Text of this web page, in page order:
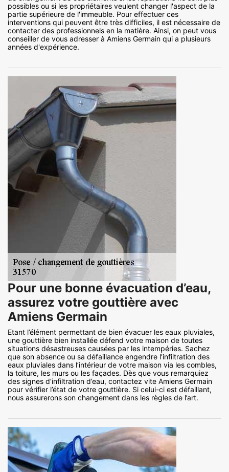
possibles ou si les propriétaires veulent changer l'aspect de la
partie supérieure de l'immeuble. Pour effectuer ces
interventions qui peuvent être très difficiles, il est nécessaire de
contacter des professionnels en la matière. Ainsi, on peut vous
conseiller de vous adresser à Amiens Germain qui a plusieurs
années d'expérience.
Pour une bonne évacuation d’eau,
assurez votre gouttière avec
Amiens Germain
Etant l’élément permettant de bien évacuer les eaux pluviales,
une gouttière bien installée défend votre maison de toutes
situations désastreuses causées par les intempéries. Sachez
que son absence ou sa défaillance engendre l’infiltration des
eaux pluviales dans l’intérieur de votre maison via les combles,
la toiture, les murs ou les façades. Dès que vous remarquiez
des signes d’infiltration d’eau, contactez vite Amiens Germain
pour vérifier l’état de votre gouttière. Si celui-ci est défaillant,
nous assurerons son changement dans les règles de l’art.